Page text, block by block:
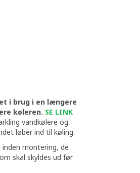
i brug i en længere
køleren. SE LINK
vandkølere og
løber ind til køling.
montering, de
skal skyldes ud før